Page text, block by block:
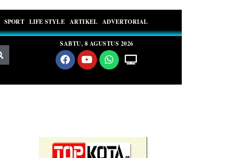
SPORT LIFE STYLE ARTIKEL ADVERTORIAL
SABTU, 8 AGUSTUS 2026